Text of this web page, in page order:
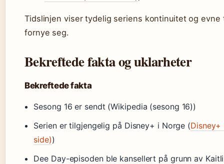
Tidslinjen viser tydelig seriens kontinuitet og evne
fornye seg.
Bekreftede fakta og uklarheter
Bekreftede fakta
Sesong 16 er sendt (Wikipedia (sesong 16))
Serien er tilgjengelig på Disney+ i Norge (
side))
Dee Day-episoden ble kansellert på grunn av